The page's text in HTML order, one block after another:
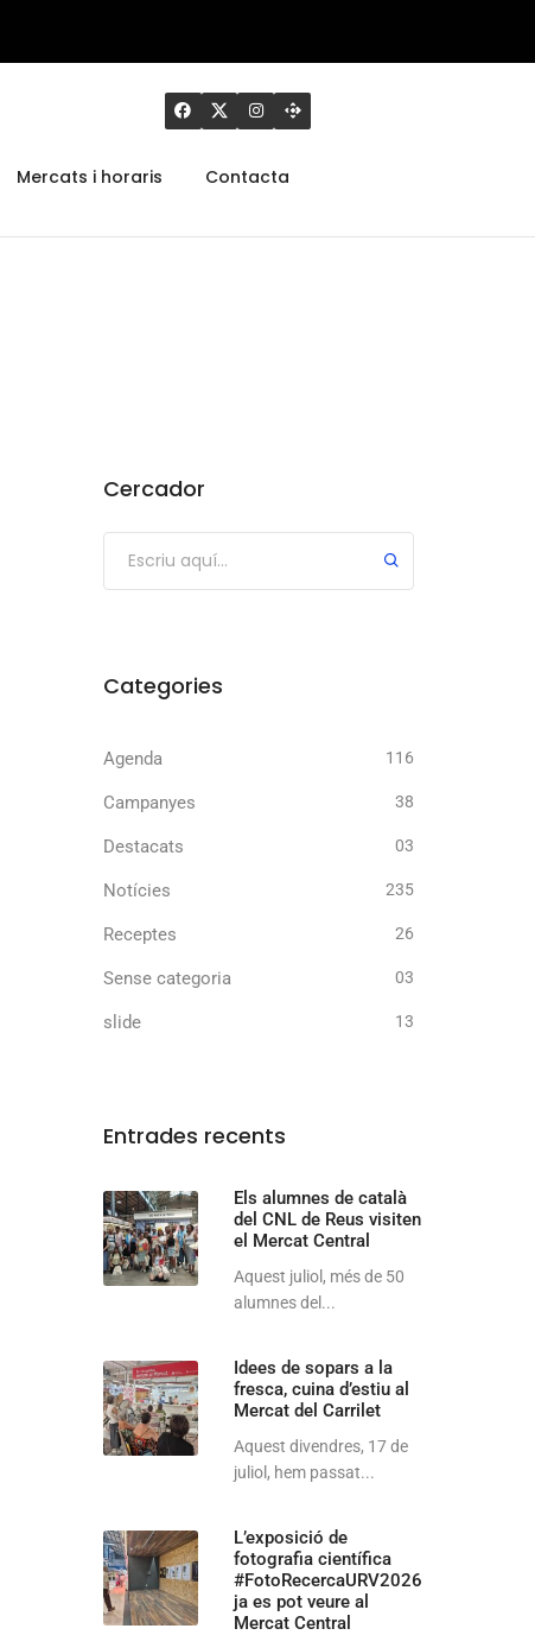
Mercats i horaris Contacta
Cercador
Categories
Agenda 116
Campanyes 38
Destacats 03
Notícies 235
Receptes 26
Sense categoria 03
slide 13
Entrades recents
Els alumnes de català
del CNL de Reus visiten
el Mercat Central
Aquest juliol, més de 50
alumnes del...
Idees de sopars a la
fresca, cuina d’estiu al
Mercat del Carrilet
Aquest divendres, 17 de
juliol, hem passat...
L’exposició de
fotografia científica
#FotoRecercaURV2026
ja es pot veure al
Mercat Central